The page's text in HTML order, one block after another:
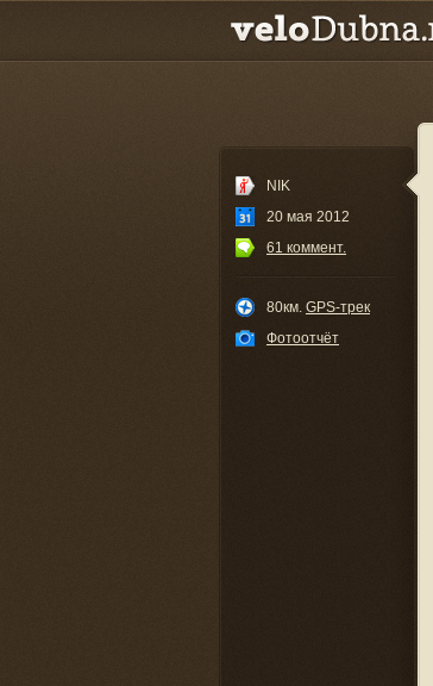
NIK
20 мая 2012
61 коммент.
80км. GPS-трек
Фотоотчёт